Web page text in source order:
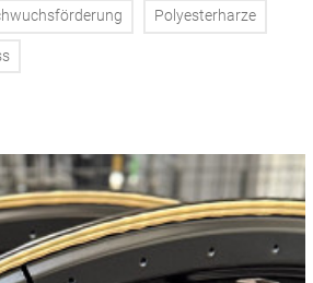
Polyesterharze